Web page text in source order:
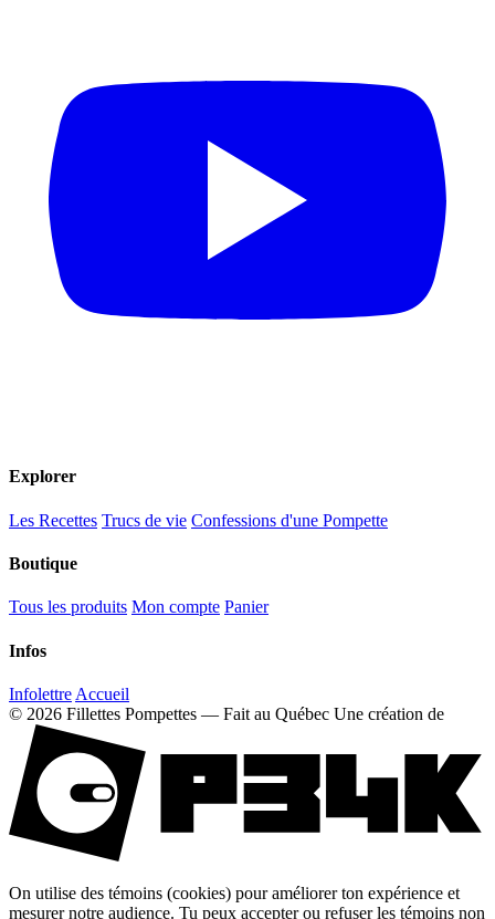
Explorer
Les Recettes Trucs de vie Confessions d'une Pompette
Boutique
Tous les produits Mon compte Panier
Infos
Infolettre Accueil
© 2026 Fillettes Pompettes — Fait au Québec Une création de
On utilise des témoins (cookies) pour améliorer ton expérience et
mesurer notre audience. Tu peux accepter ou refuser les témoins non